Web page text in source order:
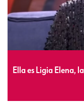
Ella es Ligia Elena,